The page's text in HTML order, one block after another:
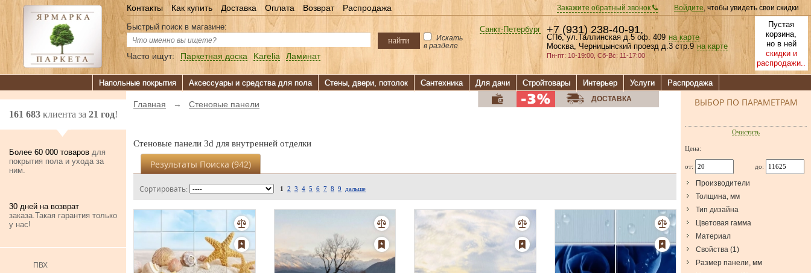
Закажите обратный звонок Войдите, чтобы увидеть свои скидки
Контакты Как купить Доставка Оплата Возврат Распродажа
Пустая
корзина,
но в ней
скидки и
распродажи..
Санкт-Петербург +7 (931) 238-40-91,
СПб, ул.Таллинская д.5 оф. 409 на карте
Москва, Черницынский проезд д.3 стр.9 на карте
Пн-пт: 10-19:00, Сб-Вс: 11-17:00
Быстрый поиск в магазине:
найти
Искать
в разделе
Часто ищут: Паркетная доска Karelia Ламинат
Напольные покрытия Аксессуары и средства для пола Стены, двери, потолок Сантехника Для дачи Стройтовары Интерьер Услуги Распродажа
161 683 клиента за 21 год!
Более 60 000 товаров для
покрытия пола и ухода за
ним.
30 дней на возврат
заказа.Такая гарантия только
у нас!
ПВХ
Главная → Стеновые панели
ДОСТАВКА
Стеновые панели 3d для внутренней отделки
Результаты Поиска (942)
Сортировать: 1 2 3 4 5 6 7 8 9 дальше
ВЫБОР ПО ПАРАМЕТРАМ
Очистить
Цена:
от: до:
Производители
Толщина, мм
Тип дизайна
Цветовая гамма
Материал
Свойства (1)
Размер панели, мм